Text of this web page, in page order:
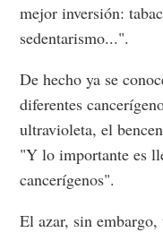
mejor inversión:
sedentarismo...".
De hecho ya se
diferentes
ultravioleta, el
"Y lo importante es
cancerígenos".
El azar, sin